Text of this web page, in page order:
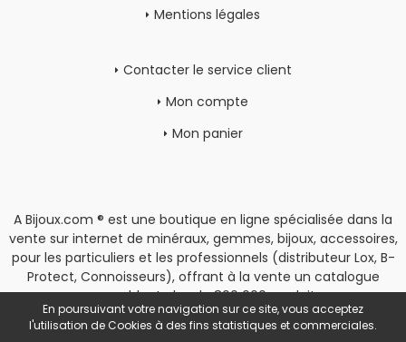
Mentions légales
Contacter le service client
Mon compte
Mon panier
A Bijoux.com ® est une boutique en ligne spécialisée dans la
vente sur internet de minéraux, gemmes, bijoux, accessoires,
pour les particuliers et les professionnels (distributeur Lox, B-
Protect, Connoisseurs), offrant à la vente un catalogue
rassemblant plus de 800 000 produits.
Copyright| Espace Pro
En poursuivant votre navigation sur ce site, vous acceptez
l'utilisation de Cookies à des fins statistiques et commerciales.